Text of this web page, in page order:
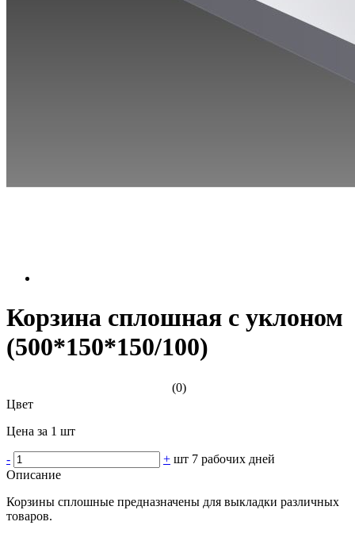
Корзина сплошная с уклоном
(500*150*150/100)
(0)
Цвет
Цена за 1 шт
- + шт 7 рабочих дней
Описание
Корзины сплошные предназначены для выкладки различных
товаров.